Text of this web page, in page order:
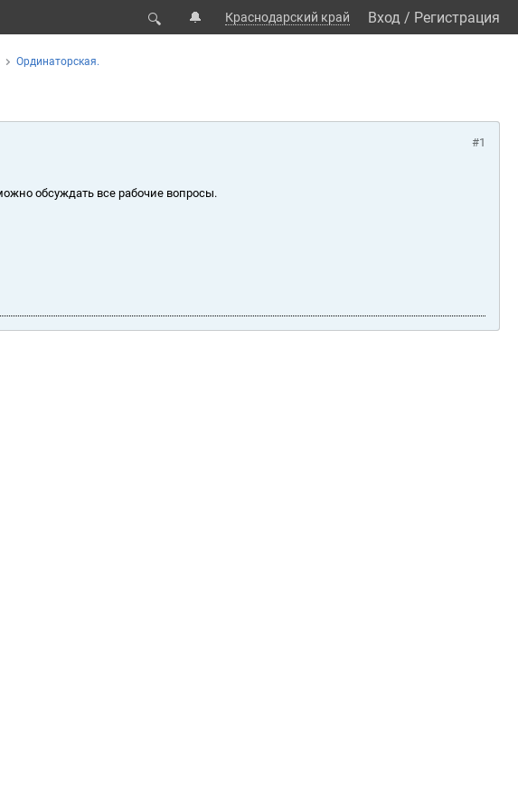
🔍 🔔 Краснодарский край Вход / Регистрация
Ординаторская.
#1
обсуждать все рабочие вопросы.